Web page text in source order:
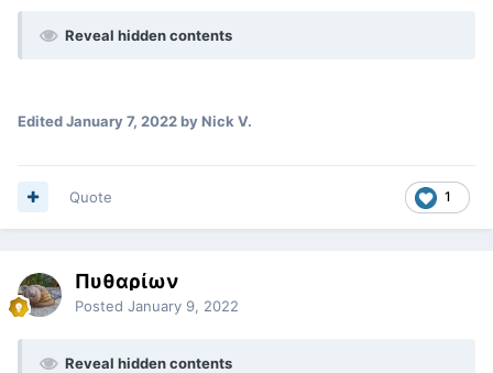
Reveal hidden contents
EditedJanuary 7, 2022by Nick V.
1
Quote
Πυθαρίων
Posted January 9, 2022
Reveal hidden contents